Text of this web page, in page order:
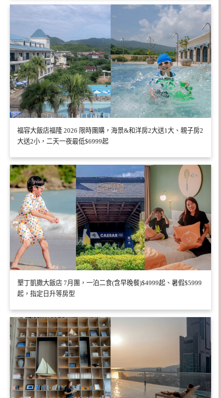
福容大飯店福隆 2026 限時團購，海景&和洋房2大送1大、親子房2
大送2小，二天一夜最低$6999起
墾丁凱撒大飯店 7月團，一泊二食(含早晚餐)$4999起、暑假$5999
起，指定日升等房型